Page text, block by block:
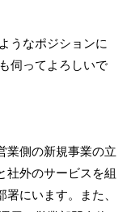
うなポジションに
伺ってよろしいで
業側の新規事業の立
社外のサービスを組
にいます。また、